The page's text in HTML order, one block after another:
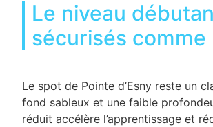
Le niveau
sécurisés comme
Le spot de Pointe d’Esny reste un
fond sableux et une faible
réduit accélère l’apprentissage et